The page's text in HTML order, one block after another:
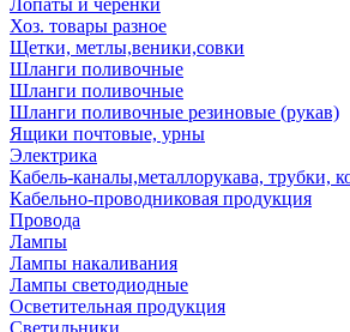
Лопаты и черенки
Хоз. товары разное
Щетки, метлы,веники,совки
Шланги поливочные
Шланги поливочные
Шланги поливочные резиновые (рукав)
Ящики почтовые, урны
Электрика
Кабель-каналы,металлорукава, трубки,
Кабельно-проводниковая продукция
Провода
Лампы
Лампы накаливания
Лампы светодиодные
Осветительная продукция
Светильники